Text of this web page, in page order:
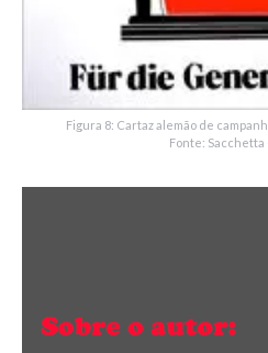
Figura 8: Cartaz alemão de
Fonte: Sacchetta